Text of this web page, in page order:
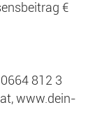
€
812 3
www.dein-